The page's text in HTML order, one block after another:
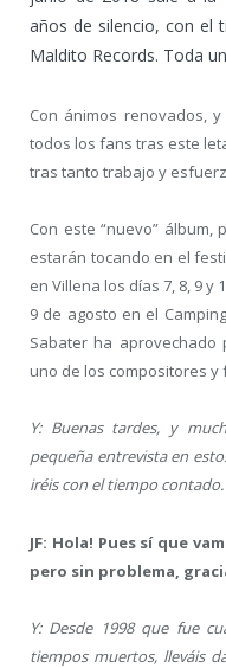
años de silencio, con el
Maldito Records. Toda
Con ánimos renovados,
todos los fans tras este
tras tanto trabajo y
Con este “nuevo”
estarán tocando en el
en Villena los días 7, 8, 9
9 de agosto en el
Sabater ha aprovechado
uno de los compositores
Y: Buenas tardes, y
pequeña entrevista en
iréis con el tiempo contado.
JF: Hola! Pues sí que
pero sin problema,
Y: Desde 1998 que fue
tiempos muertos, lleváis